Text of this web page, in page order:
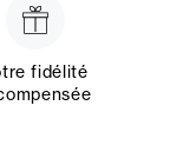
fidélité